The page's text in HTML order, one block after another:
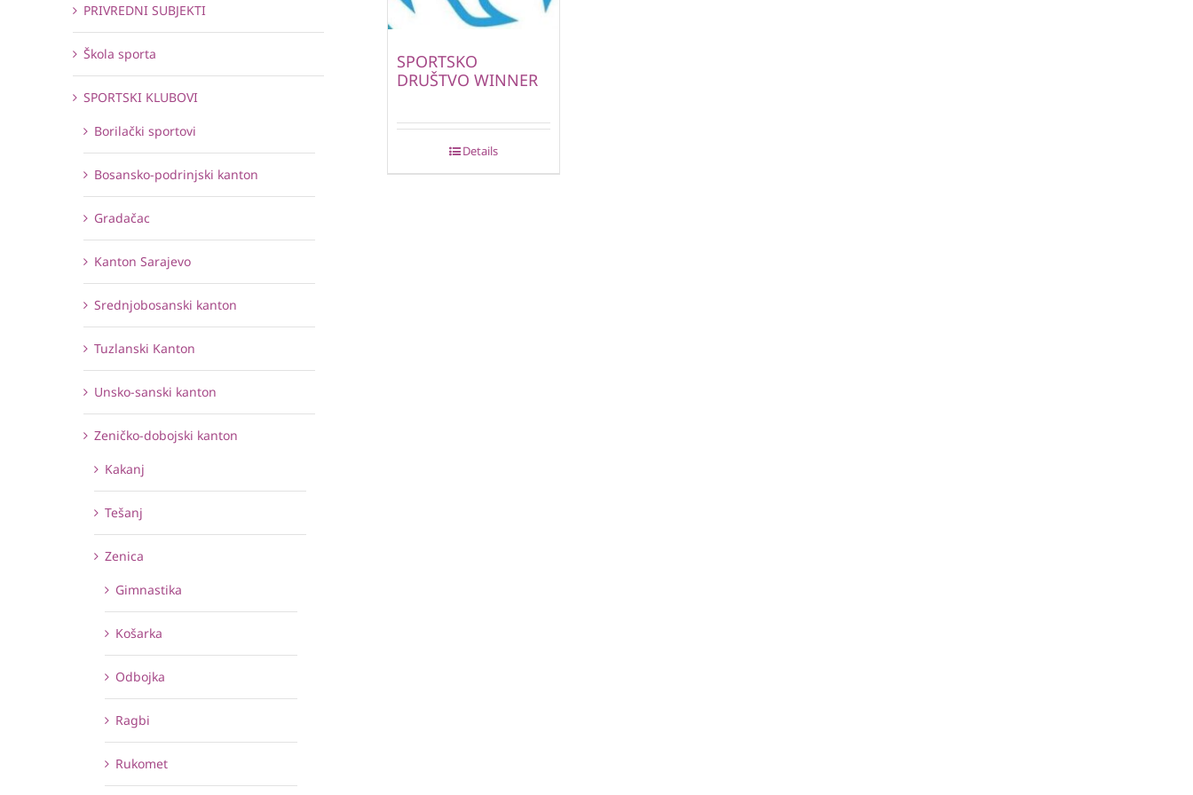
SPORTSKO
DRUŠTVO WINNER
Details
PRIVREDNI SUBJEKTI
Škola sporta
SPORTSKI KLUBOVI
Borilački sportovi
Bosansko-podrinjski kanton
Gradačac
Kanton Sarajevo
Srednjobosanski kanton
Tuzlanski Kanton
Unsko-sanski kanton
Zeničko-dobojski kanton
Kakanj
Tešanj
Zenica
Gimnastika
Košarka
Odbojka
Ragbi
Rukomet